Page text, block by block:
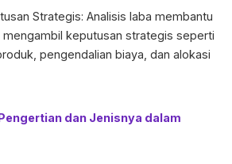
Strategis: Analisis laba membantu
mengambil keputusan strategis seperti
pengendalian biaya, dan alokasi
dan Jenisnya dalam